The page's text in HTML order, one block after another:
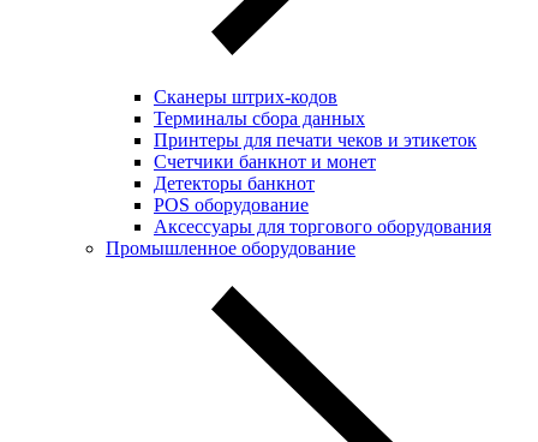
Сканеры штрих-кодов
Терминалы сбора данных
Принтеры для печати чеков и этикеток
Cчетчики банкнот и монет
Детекторы банкнот
POS оборудование
Аксессуары для торгового оборудования
Промышленное оборудование